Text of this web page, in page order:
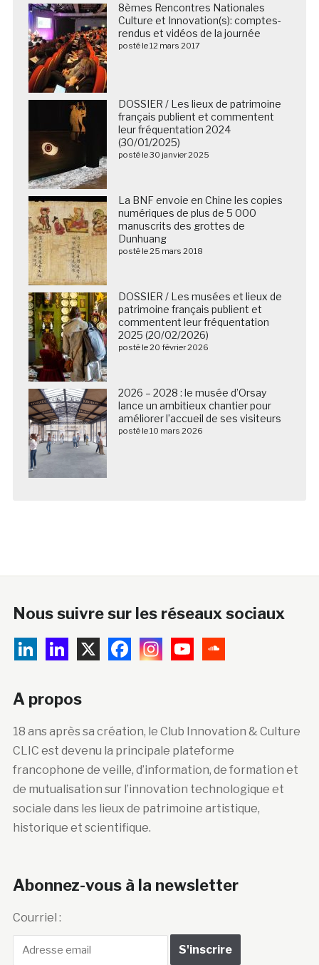
8èmes Rencontres Nationales
Culture et Innovation(s): comptes-
rendus et vidéos de la journée
posté le 12 mars 2017
DOSSIER / Les lieux de patrimoine
français publient et commentent
leur fréquentation 2024
(30/01/2025)
posté le 30 janvier 2025
La BNF envoie en Chine les copies
numériques de plus de 5 000
manuscrits des grottes de
Dunhuang
posté le 25 mars 2018
DOSSIER / Les musées et lieux de
patrimoine français publient et
commentent leur fréquentation
2025 (20/02/2026)
posté le 20 février 2026
2026 – 2028 : le musée d’Orsay
lance un ambitieux chantier pour
améliorer l’accueil de ses visiteurs
posté le 10 mars 2026
Nous suivre sur les réseaux sociaux
A propos
18 ans après sa création, le Club Innovation & Culture
CLIC est devenu la principale plateforme
francophone de veille, d’information, de formation et
de mutualisation sur l’innovation technologique et
sociale dans les lieux de patrimoine artistique,
historique et scientifique.
Abonnez-vous à la newsletter
Courriel :